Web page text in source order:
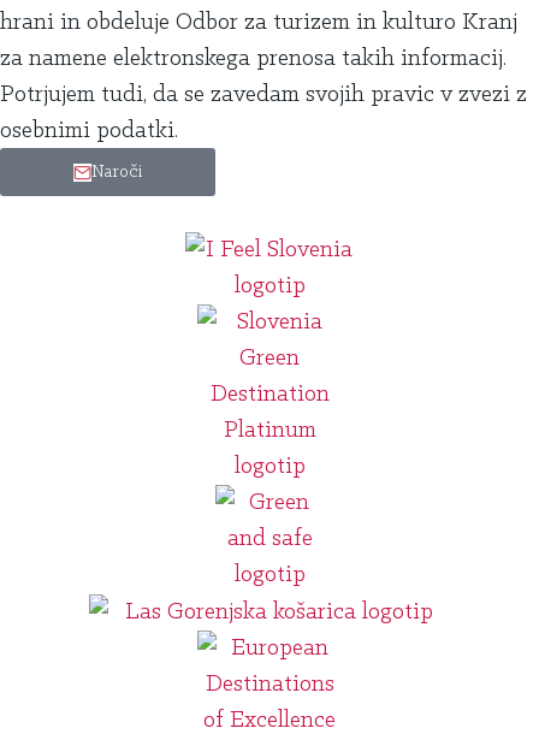
hrani in obdeluje Odbor za turizem in kulturo Kranj
za namene elektronskega prenosa takih informacij.
Potrjujem tudi, da se zavedam svojih pravic v zvezi z
osebnimi podatki.
Naroči